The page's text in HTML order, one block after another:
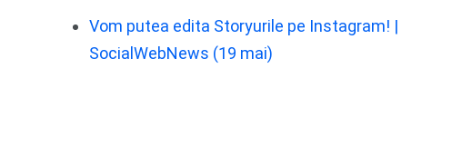
Vom putea edita Storyurile pe Instagram! |
SocialWebNews (19 mai)